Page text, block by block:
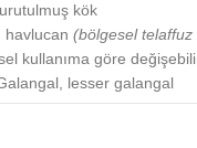
kök
havlucan (bölgesel telaffuz
kullanıma göre
lesser galangal